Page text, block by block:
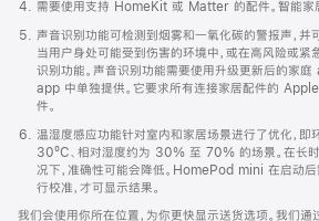
需要使用支持 HomeKit 或 Matter 的配件。智能家
声音识别功能可检测到烟雾和一氧化碳的警报声，并
当用户身处可能受到伤害的环境中，或在高风险或紧
识别功能。声音识别功能需要使用升级更新后的家庭
app 中单独提供。它要求所有连接家居配件的
件。
温湿度感应功能针对室内和家居场景进行了优化，
30ºC、相对湿度约为 30% 至 70% 的场景。在长
况下，准确性可能会降低。HomePod mini 在启动
行校准，才可显示结果。
我们会使用你所在位置，为你更快显示送货选项。我们通